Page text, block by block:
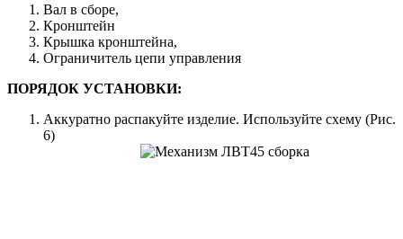
Вал в сборе,
Кронштейн
Крышка кронштейна,
Ограничитель цепи управления
ПОРЯДОК УСТАНОВКИ:
Аккуратно распакуйте изделие. Используйте схему (Рис.
6)